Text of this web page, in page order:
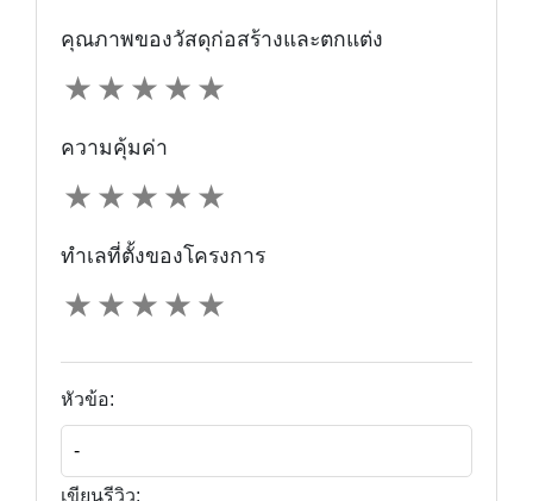
คุณภาพของวัสดุก่อสร้างและตกแต่ง
★
★
★
★
★
ความคุ้มค่า
★
★
★
★
★
ทำเลที่ตั้งของโครงการ
★
★
★
★
★
หัวข้อ:
เขียนรีวิว: